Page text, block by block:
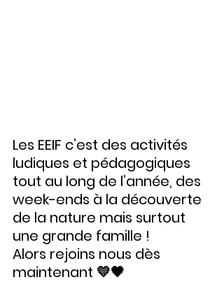
Les EEIF c’est des activités
ludiques et pédagogiques
tout au long de l’année, des
week-ends à la découverte
de la nature mais surtout
une grande famille !
Alors rejoins nous dès
maintenant 💛🖤